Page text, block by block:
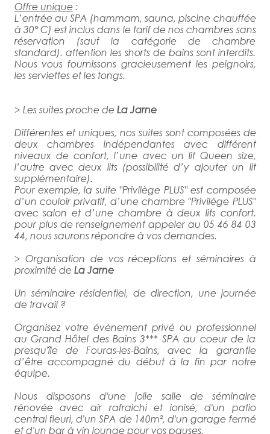
Offre unique:
L’entrée au SPA (hammam, sauna, piscine chauffée
à 30° C) est inclus dans le tarif de nos chambres sans
réservation (sauf la catégorie de chambre
standard). attention les shorts de bains sont interdits.
Nous vous fournissons gracieusement les peignoirs,
les serviettes et les tongs.
> Les suites proche de La Jarne
Différentes et uniques, nos suites sont composées de
deux chambres indépendantes avec différent
niveaux de confort, l’une avec un lit Queen size,
l’autre avec deux lits (possibilité d’y ajouter un lit
supplémentaire).
Pour exemple, la suite "Privilège PLUS" est composée
d’un couloir privatif, d’une chambre "Privilège PLUS"
avec salon et d’une chambre à deux lits confort.
pour plus de renseignement appeler au 05 46 84 03
44, nous saurons répondre à vos demandes.
> Organisation de vos réceptions et séminaires à
proximité de La Jarne
Un séminaire résidentiel, de direction, une journée
de travail ?
Organisez votre évènement privé ou professionnel
au Grand Hôtel des Bains 3*** SPA au coeur de la
presqu'île de Fouras-les-Bains, avec la garantie
d’être accompagné du début à la fin par notre
équipe.
Nous disposons d'une jolie salle de séminaire
rénovée avec air rafraichi et ionisé, d'un patio
central fleuri, d'un SPA de 140m², d'un garage fermé
et d'un bar à vin lounge pour vos pauses.